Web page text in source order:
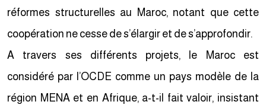
réformes structurelles au Maroc, notant que cette
coopération ne cesse de s’élargir et de s’approfondir.
A travers ses différents projets, le Maroc est
considéré par l’OCDE comme un pays modèle de la
région MENA et en Afrique, a-t-il fait valoir, insistant